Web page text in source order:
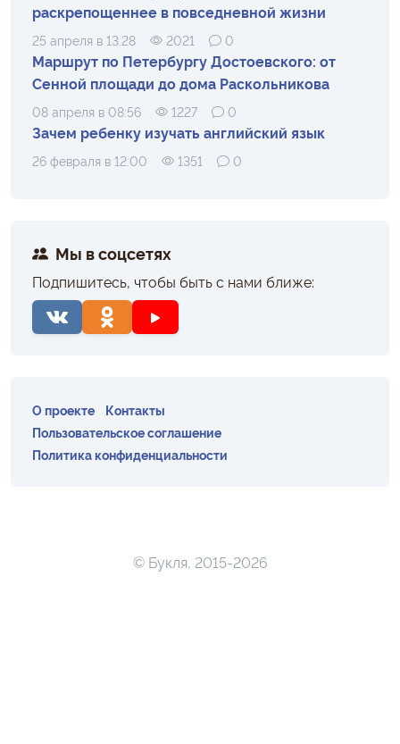
раскрепощеннее в повседневной жизни
25 апреля в 13:28 2021 0
Маршрут по Петербургу Достоевского: от
Сенной площади до дома Раскольникова
08 апреля в 08:56 1227 0
Зачем ребенку изучать английский язык
26 февраля в 12:00 1351 0
Мы в соцсетях
Подпишитесь, чтобы быть с нами ближе:
О проекте
Контакты
Пользовательское соглашение
Политика конфиденциальности
© Букля, 2015-2026